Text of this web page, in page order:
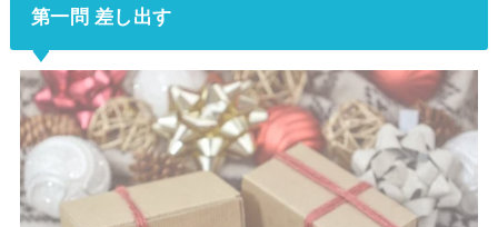
第一問 差し出す